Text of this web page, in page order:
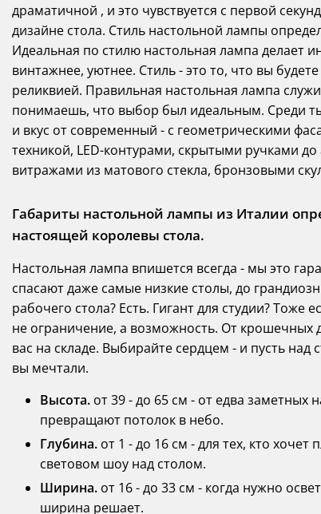
драматичной , и это чувствуется с первой
дизайне стола. Стиль настольной лампы
Идеальная по стилю настольная лампа делает
винтажнее, уютнее. Стиль - это то, что вы
реликвией. Правильная настольная лампа
понимаешь, что выбор был идеальным. Среди
и вкус от современный - с геометрическими
техникой, LED-контурами, скрытыми ручками
витражами из матового стекла, бронзовыми
Габариты настольной лампы из Италии
настоящей королевы стола.
Настольная лампа впишется всегда - мы это
спасают даже самые низкие столы, до
рабочего стола? Есть. Гигант для студии? Тоже
не ограничение, а возможность. От крошечных
вас на складе. Выбирайте сердцем - и пусть
вы мечтали.
Высота. от 39 - до 65 см - от едва заметных
превращают потолок в небо.
Глубина. от 1 - до 16 см - для тех, кто
световом шоу над столом.
Ширина. от 16 - до 33 см - когда нужно
ширина решает.